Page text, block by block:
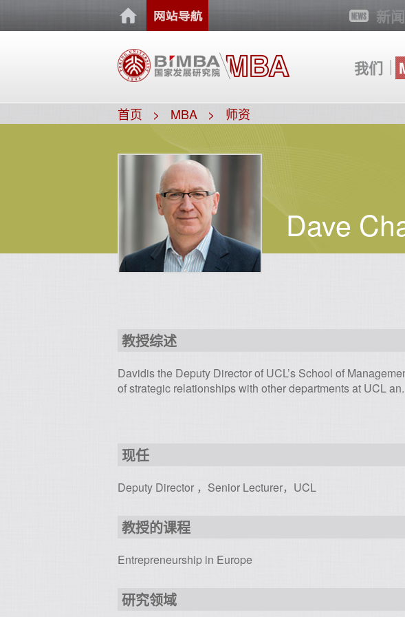
我们
新闻
首页 MBA 师资
Dave
教授综述
Davidis the Deputy Director of UCL’s School of
of strategic relationships with other departments at UCL
现任
Deputy Director ，Senior Lecturer，UCL
教授的课程
Entrepreneurship in Europe
研究领域